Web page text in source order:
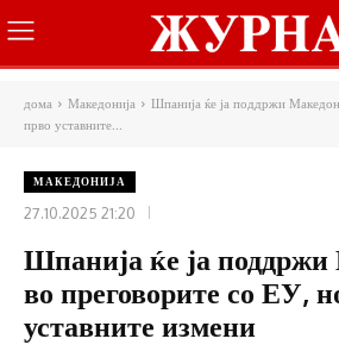
дома Македонија
Шпанија ќе ја поддржи
прво уставните...
МАКЕДОНИЈА
27.10.2025 21:20
Шпанија ќе ја поддржи
во преговорите со ЕУ,
уставните измени